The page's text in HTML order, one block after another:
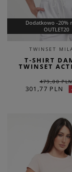
Dodatkowo -20%
OUTLET20
TWINSET
T-SHIRT
TWINSET
479,00
301,77 PLN